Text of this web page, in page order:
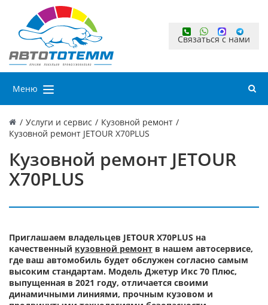
Связаться с нами
Меню
/ Услуги и сервис / Кузовной ремонт /
Кузовной ремонт JETOUR X70PLUS
Кузовной ремонт JETOUR
X70PLUS
Приглашаем владельцев JETOUR X70PLUS на
качественный кузовной ремонт в нашем автосервисе,
где ваш автомобиль будет обслужен согласно самым
высоким стандартам. Модель Джетур Икс 70 Плюс,
выпущенная в 2021 году, отличается своими
динамичными линиями, прочным кузовом и